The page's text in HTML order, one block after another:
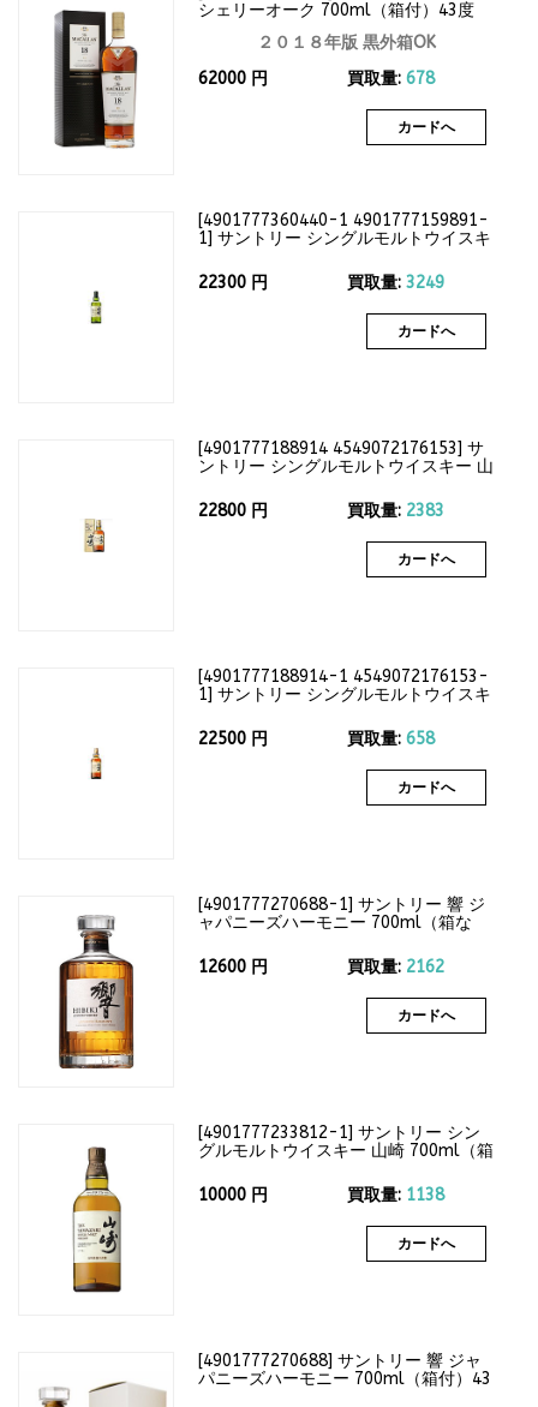
シェリーオーク 700ml（箱付）43度
２０１８年版 黒外箱OK
62000 円 買取量: 678
カードへ
[4901777360440-1 4901777159891-
1] サントリー シングルモルトウイスキ
22300 円 買取量: 3249
カードへ
[4901777188914 4549072176153] サ
ントリー シングルモルトウイスキー 山
22800 円 買取量: 2383
カードへ
[4901777188914-1 4549072176153-
1] サントリー シングルモルトウイスキ
22500 円 買取量: 658
カードへ
[4901777270688-1] サントリー 響 ジ
ャパニーズハーモニー 700ml（箱な
12600 円 買取量: 2162
カードへ
[4901777233812-1] サントリー シン
グルモルトウイスキー 山崎 700ml（箱
10000 円 買取量: 1138
カードへ
[4901777270688] サントリー 響 ジャ
パニーズハーモニー 700ml（箱付）43